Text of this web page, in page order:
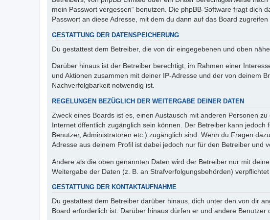
mein Passwort vergessen“ benutzen. Die phpBB-Software fragt
Passwort an diese Adresse, mit dem du dann auf das Board zugreifen
GESTATTUNG DER DATENSPEICHERUNG
Du gestattest dem Betreiber, die von dir eingegebenen und oben
Darüber hinaus ist der Betreiber berechtigt, im Rahmen einer
und Aktionen zusammen mit deiner IP-Adresse und der von deinem
Nachverfolgbarkeit notwendig ist.
REGELUNGEN BEZÜGLICH DER WEITERGABE DEINER DATEN
Zweck eines Boards ist es, einen Austausch mit anderen Personen
Internet öffentlich zugänglich sein können. Der Betreiber kann
Benutzer, Administratoren etc.) zugänglich sind. Wenn du Fragen
Adresse aus deinem Profil ist dabei jedoch nur für den Betreiber und
Andere als die oben genannten Daten wird der Betreiber nur mit
Weitergabe der Daten (z. B. an Strafverfolgungsbehörden)
GESTATTUNG DER KONTAKTAUFNAHME
Du gestattest dem Betreiber darüber hinaus, dich unter den von dir
Board erforderlich ist. Darüber hinaus dürfen er und andere